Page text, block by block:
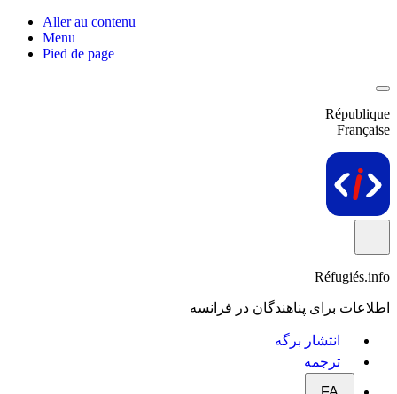
Aller au contenu
Menu
Pied de page
République
Française
Réfugiés.info
اطلاعات برای پناهندگان در فرانسه
انتشار برگه
ترجمه